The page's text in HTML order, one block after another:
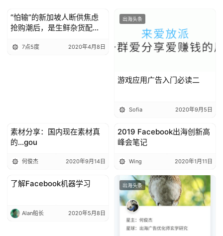
出海头条
“怕输”的新加坡人断供焦虑
抢购潮后，是生鲜杂货配送
7点5度 2020年4月8日
出海头条
游戏应用广告入门必读二
Sofia 2020年9月5日
出海头条
素材分享：国内现在素材真
的...gou
何俊杰 2020年9月14日
出海头条
2019 Facebook出海创新高
峰会笔记
Wing 2020年1月11日
出海头条
了解Facebook机器学习
Alan船长 2020年5月8日
出海头条